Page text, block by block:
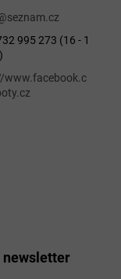
seznam.cz
995 273 (16 - 1
www.facebook.c
newsletter